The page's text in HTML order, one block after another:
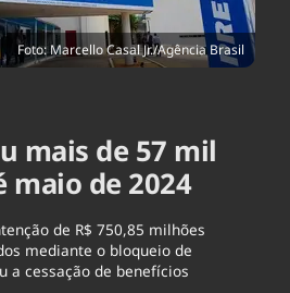
Foto: Marcello Casal Jr./Agência Brasil
mais de 57 mil
maio de 2024
de R$ 750,85 milhões
mediante o bloqueio de
a cessação de benefícios